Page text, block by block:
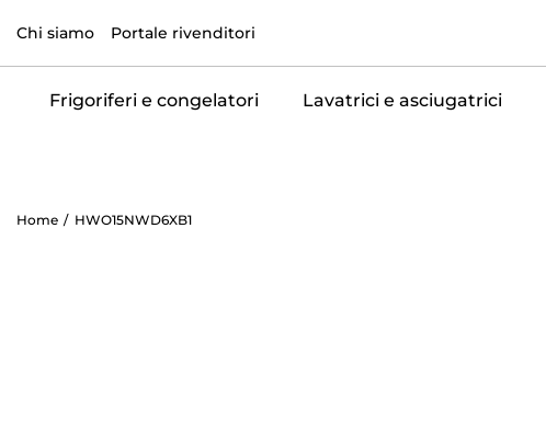
Chi siamo Portale rivenditori
Frigoriferi e congelatori Lavatrici e asciugatrici
Home HWO15NWD6XB1